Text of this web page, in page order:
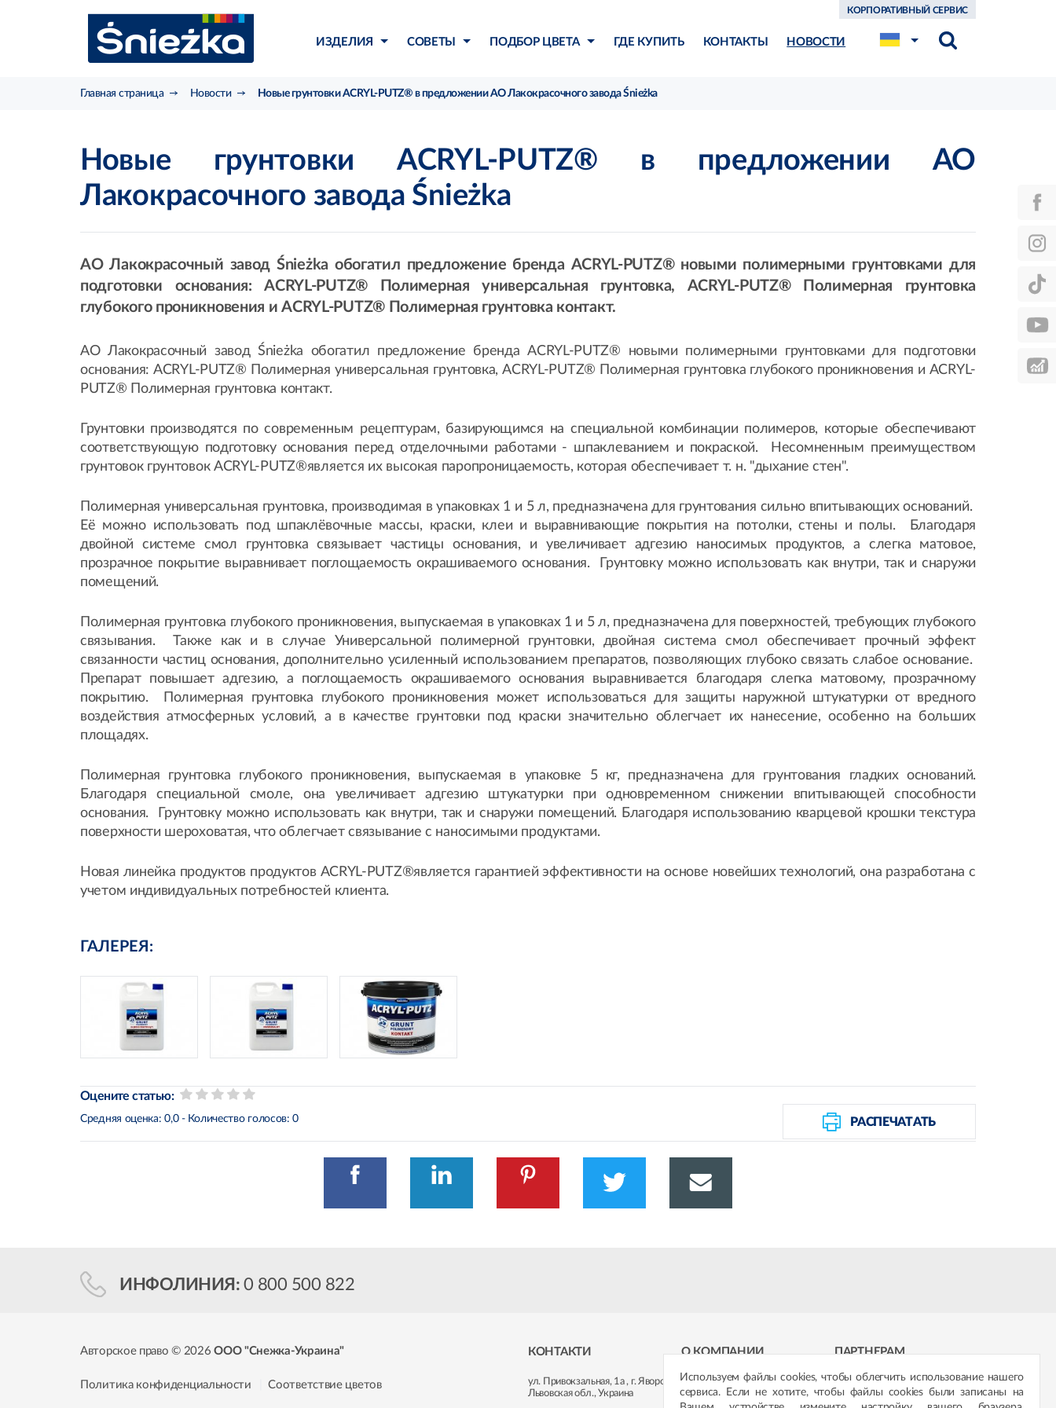
ИЗДЕЛИЯ СОВЕТЫ ПОДБОР ЦВЕТА ГДЕ КУПИТЬ КОНТАКТЫ НОВОСТИ
КОРПОРАТИВНЫЙ СЕРВИС
Главная страница Новости Новые грунтовки ACRYL-PUTZ® в предложении АО Лакокрасочного завода Śnieżka
Новые грунтовки ACRYL-PUTZ® в предложении АО
Лакокрасочного завода Śnieżka
АО Лакокрасочный завод Śnieżka обогатил предложение бренда ACRYL-PUTZ® новыми полимерными грунтовками для
подготовки основания: ACRYL-PUTZ® Полимерная универсальная грунтовка, ACRYL-PUTZ® Полимерная грунтовка
глубокого проникновения и ACRYL-PUTZ® Полимерная грунтовка контакт.
АО Лакокрасочный завод Śnieżka обогатил предложение бренда ACRYL-PUTZ® новыми полимерными грунтовками для подготовки
основания: ACRYL-PUTZ® Полимерная универсальная грунтовка, ACRYL-PUTZ® Полимерная грунтовка глубокого проникновения и ACRYL-
PUTZ® Полимерная грунтовка контакт.
Грунтовки производятся по современным рецептурам, базирующимся на специальной комбинации полимеров, которые обеспечивают
соответствующую подготовку основания перед отделочными работами - шпаклеванием и покраской. Несомненным преимуществом
грунтовок грунтовок ACRYL-PUTZ®является их высокая паропроницаемость, которая обеспечивает т. н. "дыхание стен".
Полимерная универсальная грунтовка, производимая в упаковках 1 и 5 л, предназначена для грунтования сильно впитывающих оснований.
Её можно использовать под шпаклёвочные массы, краски, клеи и выравнивающие покрытия на потолки, стены и полы. Благодаря
двойной системе смол грунтовка связывает частицы основания, и увеличивает адгезию наносимых продуктов, а слегка матовое,
прозрачное покрытие выравнивает поглощаемость окрашиваемого основания. Грунтовку можно использовать как внутри, так и снаружи
помещений.
Полимерная грунтовка глубокого проникновения, выпускаемая в упаковках 1 и 5 л, предназначена для поверхностей, требующих глубокого
связывания. Также как и в случае Универсальной полимерной грунтовки, двойная система смол обеспечивает прочный эффект
связанности частиц основания, дополнительно усиленный использованием препаратов, позволяющих глубоко связать слабое основание.
Препарат повышает адгезию, а поглощаемость окрашиваемого основания выравнивается благодаря слегка матовому, прозрачному
покрытию. Полимерная грунтовка глубокого проникновения может использоваться для защиты наружной штукатурки от вредного
воздействия атмосферных условий, а в качестве грунтовки под краски значительно облегчает их нанесение, особенно на больших
площадях.
Полимерная грунтовка глубокого проникновения, выпускаемая в упаковке 5 кг, предназначена для грунтования гладких оснований.
Благодаря специальной смоле, она увеличивает адгезию штукатурки при одновременном снижении впитывающей способности
основания. Грунтовку можно использовать как внутри, так и снаружи помещений. Благодаря использованию кварцевой крошки текстура
поверхности шероховатая, что облегчает связывание с наносимыми продуктами.
Новая линейка продуктов продуктов ACRYL-PUTZ®является гарантией эффективности на основе новейших технологий, она разработана с
учетом индивидуальных потребностей клиента.
ГАЛЕРЕЯ:
Оцените статью:
Средняя оценка:0,0- Количество голосов:0 РАСПЕЧАТАТЬ
ИНФОЛИНИЯ: 0 800 500 822
Авторское право © 2026ООО "Снежка-Украина"
Политика конфиденциальности Соответствие цветов
КОНТАКТИ
ул. Привокзальная, 1а, г. Яворов,
Львовская обл., Украина
О КОМПАНИИ
Корпоративный сервис
ПАРТНЕРАМ
Сеть магазинов «ŚNIEŻKA»
Используем файлы cookies, чтобы облегчить использование нашего
сервиса. Если не хотите, чтобы файлы cookies были записаны на